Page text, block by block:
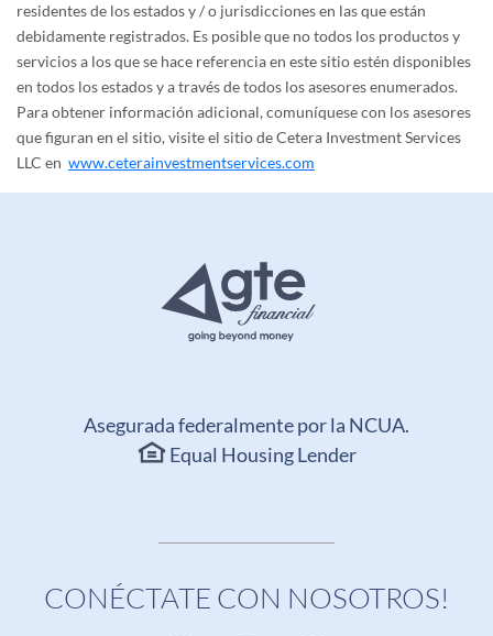
residentes de los estados y / o jurisdicciones en las que están
debidamente registrados. Es posible que no todos los productos y
servicios a los que se hace referencia en este sitio estén disponibles
en todos los estados y a través de todos los asesores enumerados.
Para obtener información adicional, comuníquese con los asesores
que figuran en el sitio, visite el sitio de Cetera Investment Services
LLC en www.ceterainvestmentservices.com
Asegurada federalmente por la NCUA.
Equal Housing Lender
CONÉCTATE CON NOSOTROS!